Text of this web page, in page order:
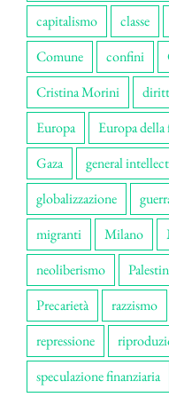
capitalismo
classe
Comune
confini
Cristina Morini
Europa
Europa della
Gaza
general intellect
globalizzazione
migranti
Milano
neoliberismo
Precarietà
razzismo
repressione
speculazione finanziaria